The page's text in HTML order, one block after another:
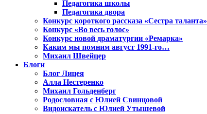
Педагогика школы
Педагогика двора
Конкурс короткого рассказа «Сестра таланта»
Конкурс «Во весь голос»
Конкурс новой драматургии «Ремарка»
Каким мы помним август 1991-го…
Михаил Швейцер
Блоги
Блог Лицея
Алла Нестеренко
Михаил Гольденберг
Родословная с Юлией Свинцовой
Видоискатель с Юлией Утышевой